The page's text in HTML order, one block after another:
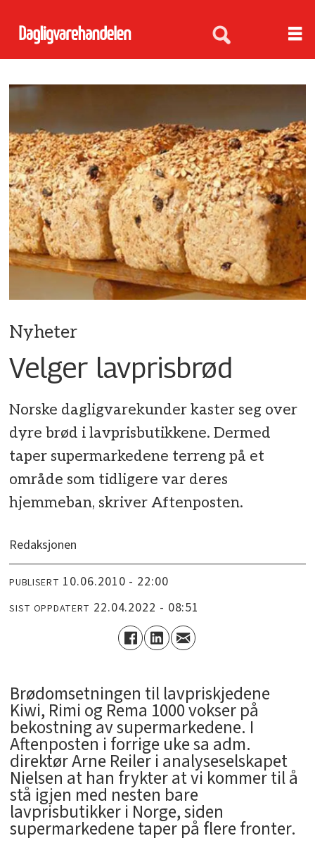
Nyheter
Velger lavprisbrød
Norske dagligvarekunder kaster seg over
dyre brød i lavprisbutikkene. Dermed
taper supermarkedene terreng på et
område som tidligere var deres
hjemmeban, skriver Aftenposten.
Redaksjonen
PUBLISERT 10.06.2010 - 22:00
SIST OPPDATERT 22.04.2022 - 08:51
Brødomsetningen til lavpriskjedene
Kiwi, Rimi og Rema 1000 vokser på
bekostning av supermarkedene. I
Aftenposten i forrige uke sa adm.
direktør Arne Reiler i analyseselskapet
Nielsen at han frykter at vi kommer til å
stå igjen med nesten bare
lavprisbutikker i Norge, siden
supermarkedene taper på flere fronter.